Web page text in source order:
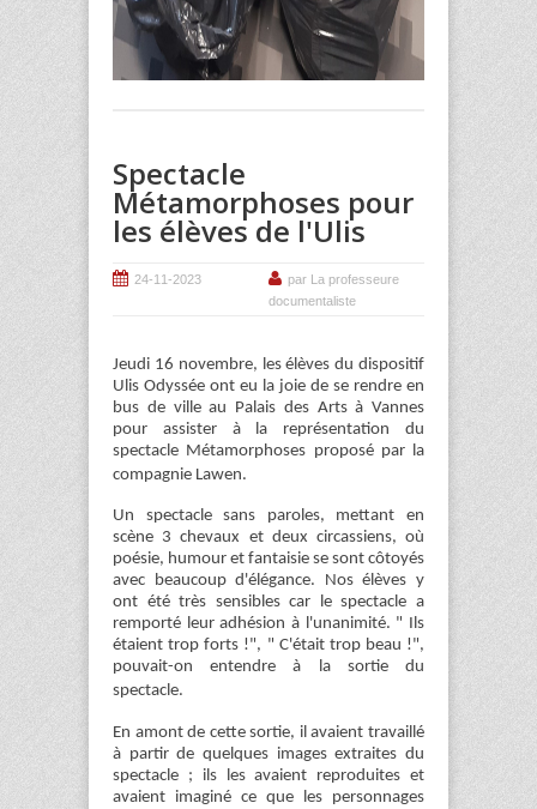
Spectacle
Métamorphoses pour
les élèves de l'Ulis
24-11-2023
par La professeure
documentaliste
Jeudi 16 novembre, les élèves du dispositif
Ulis Odyssée ont eu la joie de se rendre en
bus de ville au Palais des Arts à Vannes
pour assister à la représentation du
spectacle Métamorphoses proposé par la
compagnie Lawen.
Un spectacle sans paroles, mettant en
scène 3 chevaux et deux circassiens, où
poésie, humour et fantaisie se sont côtoyés
avec beaucoup d'élégance. Nos élèves y
ont été très sensibles car le spectacle a
remporté leur adhésion à l'unanimité. " Ils
étaient trop forts !", " C'était trop beau !",
pouvait-on entendre à la sortie du
spectacle.
En amont de cette sortie, il avaient travaillé
à partir de quelques images extraites du
spectacle ; ils les avaient reproduites et
avaient imaginé ce que les personnages